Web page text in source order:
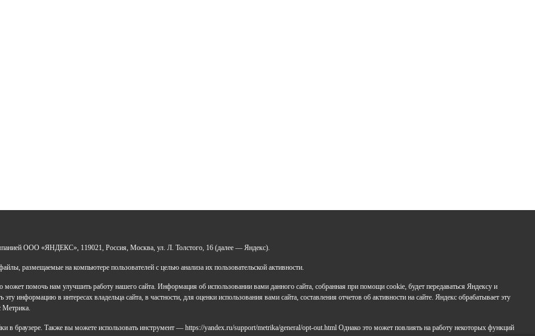
ООО «ЯНДЕКС», 119021, Россия, Москва, ул. Л. Толстого, 16 (далее — Яндекс).
размещаемые на компьютере пользователей с целью анализа их пользовательской активности.
помочь нам улучшить работу нашего сайта. Информация об использовании вами данного сайта, собранная при помощи cookie, будет передаваться Яндексу и
информацию в интересах владельца сайта, в частности, для оценки использования вами сайта, составления отчетов об активности на сайте. Яндекс обрабатывает эту
Метрика.
в браузере. Также вы можете использовать инструмент — https://yandex.ru/support/metrika/general/opt-out.html Однако это может повлиять на работу некоторых функций
«Центр развития талантов «Аврора»
119028008662
Башкортостан,
Уфа, улица Мира, дом 14
Башкортостан,
(ВсОШ)
+7 (347) 287-23-00 - приемная